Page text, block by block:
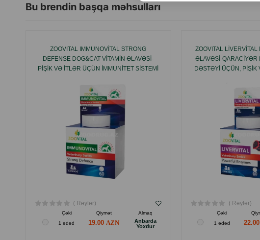
Bu brendin başqa məhsulları
ZOOVITAL IMMUNOVITAL STRONG
DEFENSE DOG&CAT VITAMIN ƏLAVƏSI-
PIŞIK VƏ ITLƏR ÜÇÜN IMMUNITET SISTEMI
( Rəylər)
Çəki Qiymət
Almaq
1 ədəd
19.00
Anbarda
Yoxdur
ZOOVITAL LIVERVITAL
ƏLAVƏSI-QARACIYƏR
DƏSTƏYI ÜÇÜN,
( Rəylər)
Çəki
1 ədəd
22.00